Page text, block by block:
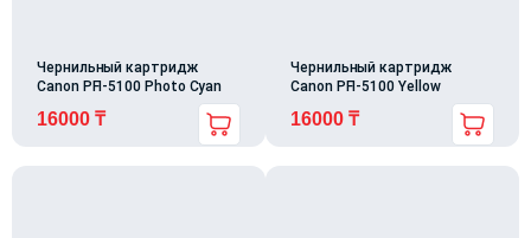
Чернильный картридж
Canon PFI-5100 Photo Cyan
16000 ₸
Чернильный картридж
Canon PFI-5100 Yellow
16000 ₸